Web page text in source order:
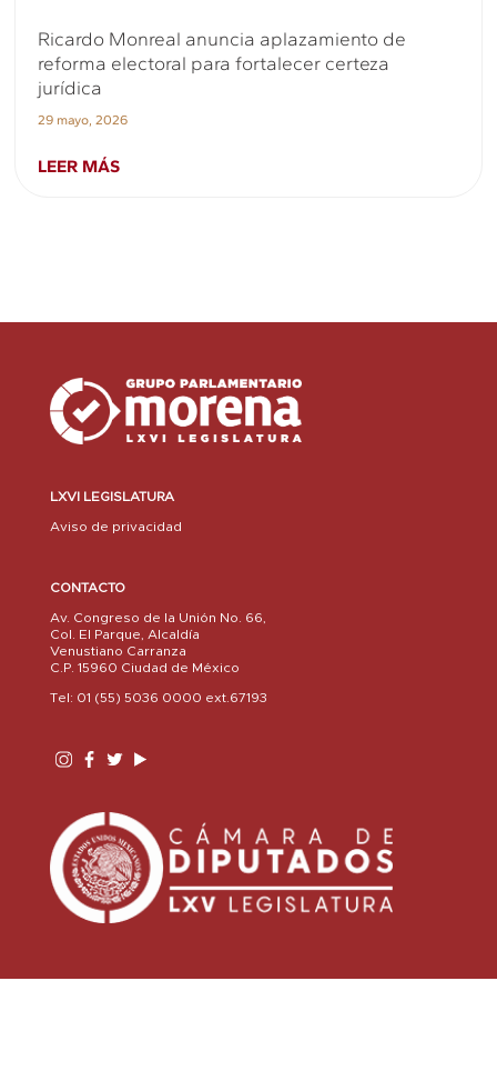
Ricardo Monreal anuncia aplazamiento de
reforma electoral para fortalecer certeza
jurídica
29 mayo, 2026
LEER MÁS
LXVI LEGISLATURA
Aviso de privacidad
CONTACTO
Av. Congreso de la Unión No. 66,
Col. El Parque, Alcaldía
Venustiano Carranza
C.P. 15960 Ciudad de México
Tel: 01 (55) 5036 0000 ext.67193